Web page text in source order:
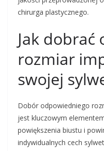
chirurga plastycznego.
Jak
rozmiar
swojej
Dobór odpowiedniego
jest kluczowym
powiększenia biustu i
indywidualnych cech